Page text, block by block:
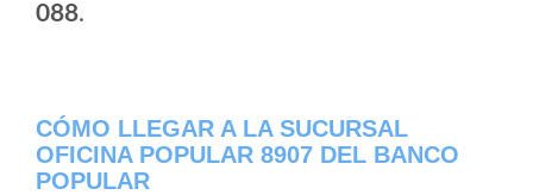
088.
CÓMO LLEGAR A LA SUCURSAL
OFICINA POPULAR 8907 DEL BANCO
POPULAR